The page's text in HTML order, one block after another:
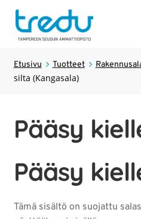
Tuotteet
Hostel Tredun Helmi
Koulutukset
Opiskelijayritykset
Etusivu Tuotteet
silta (Kangasala)
Pääsy
Pääsy
Tämä sisältö on suojattu